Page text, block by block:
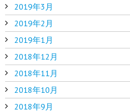
2019年3月
2019年2月
2019年1月
2018年12月
2018年11月
2018年10月
2018年9月